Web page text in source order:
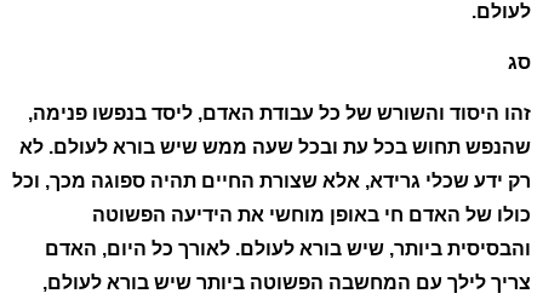
לעולם.
סג
זהו היסוד והשורש של כל עבודת האדם, ליסד בנפשו פנימה,
שהנפש תחוש בכל עת ובכל שעה ממש שיש בורא לעולם. לא
רק ידע שכלי גרידא, אלא שצורת החיים תהיה ספוגה מכך, וכל
כולו של האדם חי באופן מוחשי את הידיעה הפשוטה
והבסיסית ביותר, שיש בורא לעולם. לאורך כל היום, האדם
צריך לילך עם המחשבה הפשוטה ביותר שיש בורא לעולם,